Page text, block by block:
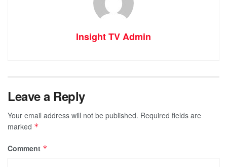
Insight TV Admin
Leave a Reply
Your email address will not be published. Required fields are
marked *
Comment *